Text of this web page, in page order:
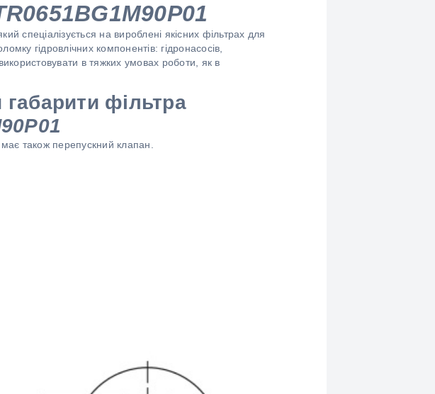
спеціалізується на вироблені якісних фільтрах для
гідровлічних компонентів: гідронасосів,
в тяжких умовах роботи, як в
габарити фільтра
також перепускний клапан.